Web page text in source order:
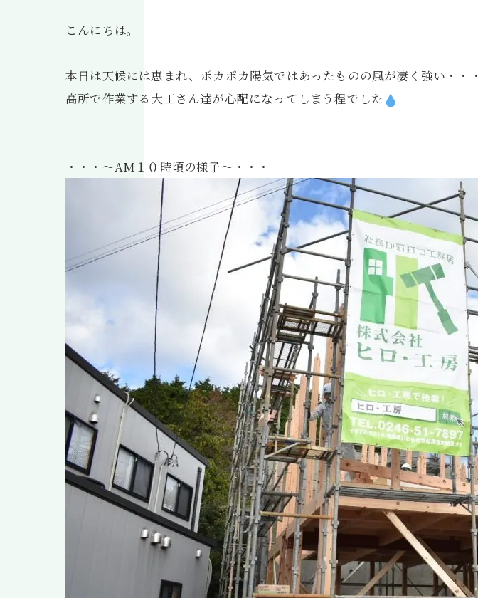
こんにちは。
本日は天候には恵まれ、ポカポカ陽気ではあったものの風が凄く強い・・・
高所で作業する大工さん達が心配になってしまう程でした
・・・～AM１０時頃の様子～・・・